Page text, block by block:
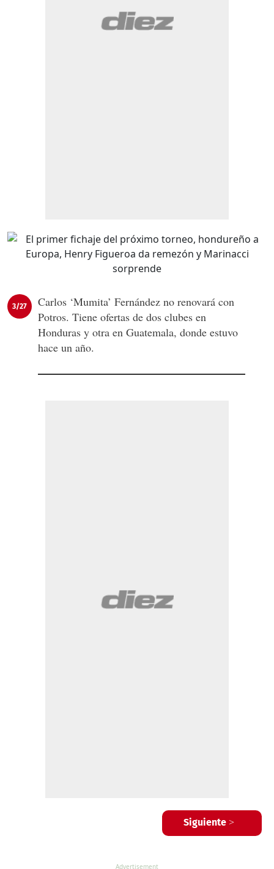
3/27
Carlos ‘Mumita’ Fernández no renovará con
Potros. Tiene ofertas de dos clubes en
Honduras y otra en Guatemala, donde estuvo
hace un año.
Siguiente >